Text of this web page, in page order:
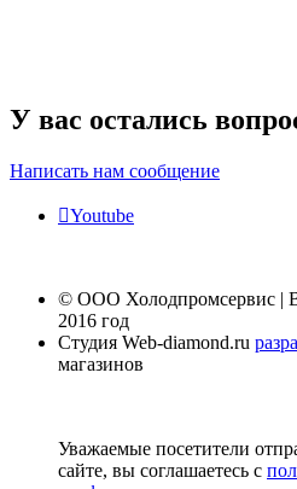
У вас остались
Написать нам сообщение
Youtube
© ООО Холодпромсервис |
2016 год
Студия Web-diamond.ru
магазинов
Уважаемые посетители
сайте, вы соглашаетесь с